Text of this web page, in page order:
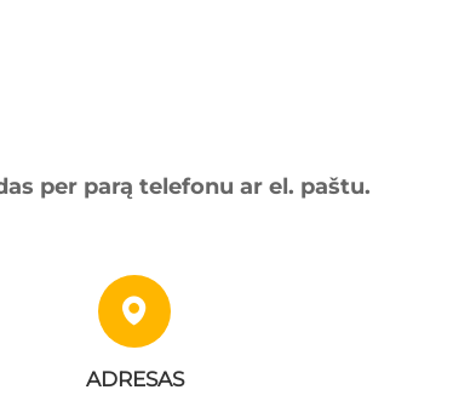
per parą telefonu ar el. paštu.
ADRESAS